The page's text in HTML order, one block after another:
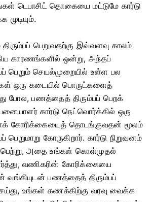
டெபாசிட் தொகையை மட்டுமே கார்டு
பெறுவதற்கு இவ்வளவு காலம்
காரணங்களில் ஒன்று, அந்தப்
பெறும் செயல்முறையில் உள்ள பல
ஒரு கடையில் பொருட்களைத்
போல, பணத்தைத் திரும்பப் பெறக்
கார்டு நெட்வொர்க்கில் ஒரு
கோரிக்கையைத் தொடங்குவதன் மூலம்
கோருகிறார். கார்டு நிறுவனம்
அதை உங்கள் கொள்முதல்
வணிகரின் கோரிக்கையை
வங்கியுடன் பணத்தைத் திரும்பப்
உங்கள் கணக்கிற்கு வரவு வைக்க